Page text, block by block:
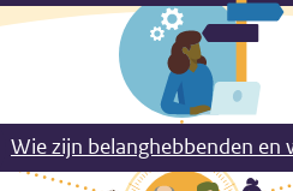
Wie zijn belanghebbenden en